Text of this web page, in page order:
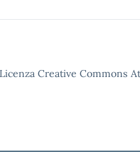
Creative Commons